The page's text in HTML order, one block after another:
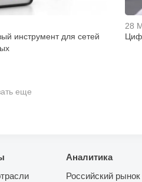
инструмент для сетей
28
еще
Аналитика
Российский рынок